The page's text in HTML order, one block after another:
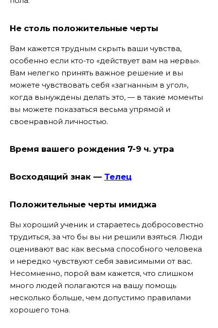
Не столь положительные черты
Вам кажется трудным скрыть ваши чувства,
особенно если кто-то «действует вам на нервы».
Вам нелегко принять важное решение и вы
можете чувствовать себя «загнанным в угол»,
когда вынуждены делать это, — в такие моменты
вы можете показаться весьма упрямой и
своенравной личностью.
Время вашего рождения 7-9 ч. утра
Восходящий знак — Телец
Положительные черты имиджа
Вы хороший ученик и стараетесь добросовестно
трудиться, за что бы вы ни решили взяться. Люди
оценивают вас как весьма способного человека
и нередко чувствуют себя зависимыми от вас.
Несомненно, порой вам кажется, что слишком
много людей полагаются на вашу помощь
несколько больше, чем допустимо правилами
хорошего тона.